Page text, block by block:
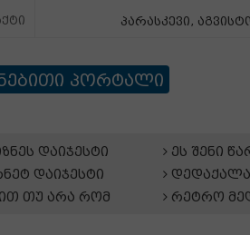
პარასკევი,
პორტალი
დაიჯესტი
დაიჯესტი
თუ არა რომ
ეს შენი
რეტრო